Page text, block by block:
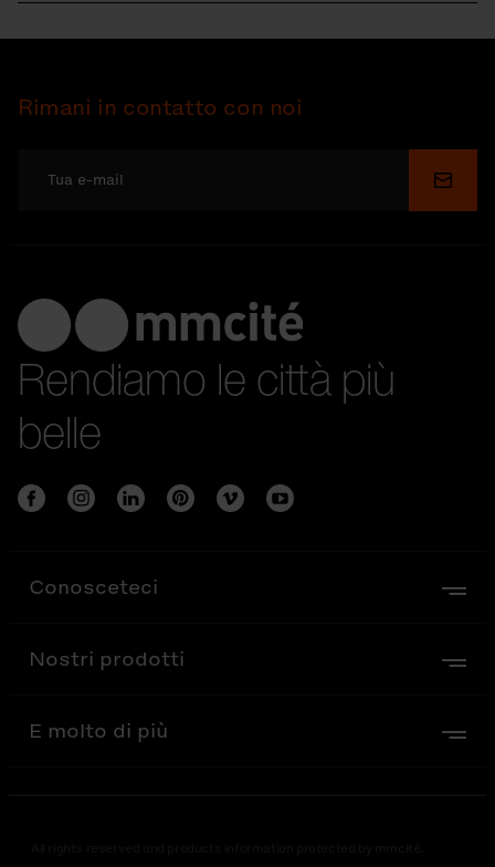
Rimani in contatto con noi
Invia
Rendiamo le città più
belle
Conosceteci
Nostri prodotti
E molto di più